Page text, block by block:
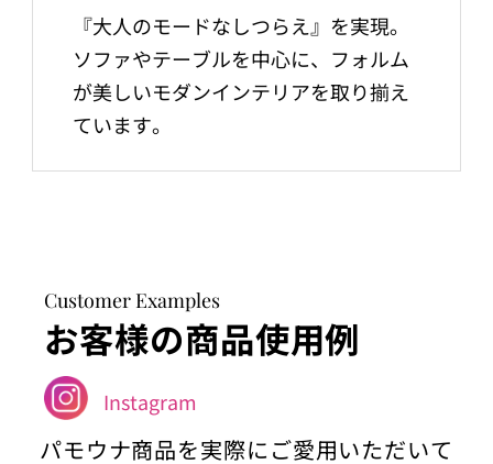
『大人のモードなしつらえ』を実現。
ソファやテーブルを中心に、フォルム
が美しいモダンインテリアを取り揃え
ています。
Customer Examples
お客様の商品使用例
Instagram
パモウナ商品を実際にご愛用いただいて